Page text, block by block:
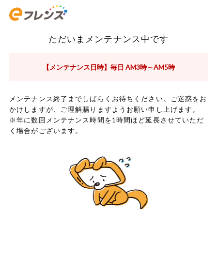
ただいまメンテナンス中です
【メンテナンス日時】毎日 AM3時～AM5時
メンテナンス終了までしばらくお待ちください。ご迷惑をお
かけしますが、ご理解賜りますようお願い申し上げます。
※年に数回メンテナンス時間を1時間ほど延長させていただ
く場合がございます。